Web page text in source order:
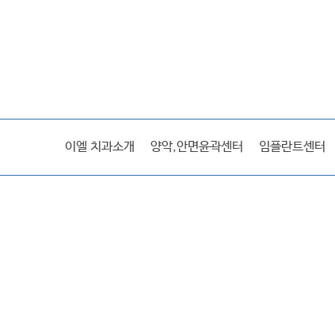
이엘 치과소개 양악,안면윤곽센터 임플란트센터